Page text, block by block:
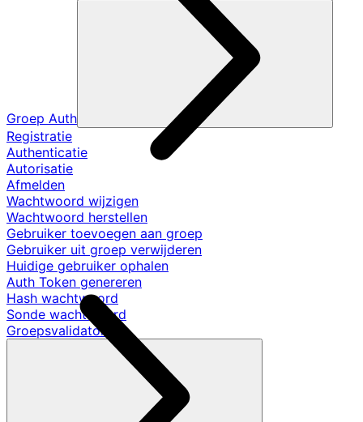
Groep Auth
Registratie
Authenticatie
Autorisatie
Afmelden
Wachtwoord wijzigen
Wachtwoord herstellen
Gebruiker toevoegen aan groep
Gebruiker uit groep verwijderen
Huidige gebruiker ophalen
Auth Token genereren
Hash wachtwoord
Sonde wachtwoord
Groepsvalidators